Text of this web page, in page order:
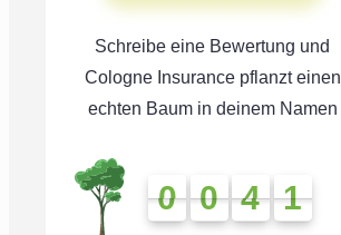
Schreibe eine Bewertung und
Cologne Insurance pflanzt einen
echten Baum in deinem Namen
0
0 0
0 4
4
4
4 1
1
1
1